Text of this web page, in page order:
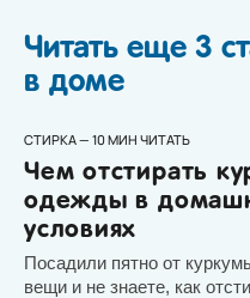
Читать еще 3
в доме
СТИРКА — 10 МИН ЧИТАТЬ
Чем отстирать
одежды в
условиях
Посадили пятно от
вещи и не знаете, как